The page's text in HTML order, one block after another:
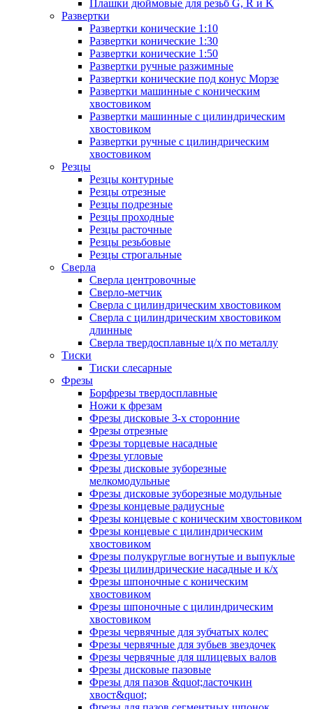
Плашки дюймовые для резьб G, R и K
Развертки
Развертки конические 1:10
Развертки конические 1:30
Развертки конические 1:50
Развертки ручные разжимные
Развертки конические под конус Морзе
Развертки машинные с коническим
хвостовиком
Развертки машинные с цилиндрическим
хвостовиком
Развертки ручные с цилиндрическим
хвостовиком
Резцы
Резцы контурные
Резцы отрезные
Резцы подрезные
Резцы проходные
Резцы расточные
Резцы резьбовые
Резцы строгальные
Сверла
Сверла центровочные
Сверло-метчик
Сверла с цилиндрическим хвостовиком
Сверла с цилиндрическим хвостовиком
длинные
Сверла твердосплавные ц/х по металлу
Тиски
Тиски слесарные
Фрезы
Борфрезы твердосплавные
Ножи к фрезам
Фрезы дисковые 3-х сторонние
Фрезы отрезные
Фрезы торцевые насадные
Фрезы угловые
Фрезы дисковые зуборезные
мелкомодульные
Фрезы дисковые зуборезные модульные
Фрезы концевые радиусные
Фрезы концевые с коническим хвостовиком
Фрезы концевые с цилиндрическим
хвостовиком
Фрезы полукруглые вогнутые и выпуклые
Фрезы цилиндрические насадные и к/х
Фрезы шпоночные с коническим
хвостовиком
Фрезы шпоночные с цилиндрическим
хвостовиком
Фрезы червячные для зубчатых колес
Фрезы червячные для зубьев звездочек
Фрезы червячные для шлицевых валов
Фрезы дисковые пазовые
Фрезы для пазов &quot;ласточкин
хвост&quot;